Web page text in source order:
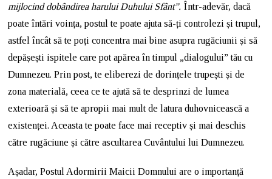
mijlocind dobândirea harului Duhului Sfânt”. Într-adevăr, dacă
poate întări voința, postul te poate ajuta să-ți controlezi și trupul,
astfel încât să te poți concentra mai bine asupra rugăciunii și să
depășești ispitele care pot apărea în timpul „dialogului” tău cu
Dumnezeu. Prin post, te eliberezi de dorințele trupești și de
zona materială, ceea ce te ajută să te desprinzi de lumea
exterioară și să te apropii mai mult de latura duhovnicească a
existenței. Aceasta te poate face mai receptiv și mai deschis
către rugăciune și către ascultarea Cuvântului lui Dumnezeu.
Așadar, Postul Adormirii Maicii Domnului are o importanță